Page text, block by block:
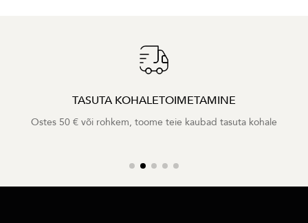
TASUTA KOHALETOIMETAMINE
Ostes 50 € või rohkem, toome teie kaubad tasuta kohale